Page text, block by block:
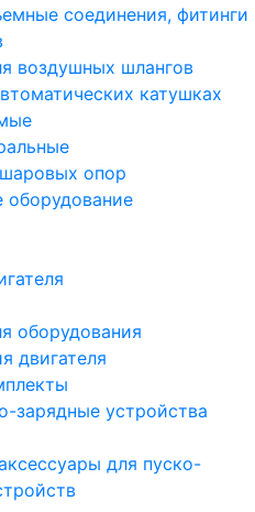
соединения, фитинги
воздушных шлангов
катушках
опор
оборудование
оборудования
двигателя
зарядные устройства
для пуско-